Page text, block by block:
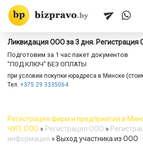
Ликвидация ООО за 3 дня.
Подготовим за 1 час пакет документов
"ПОД КЛЮЧ" БЕЗ ОПЛАТЫ
при условии покупки юрадреса в Минске
Тел. +375 29 3335064
Регистрация фирм и предприятия в
ЧУП, ООО » Регистрация ООО »
информация » Выход участника из ООО